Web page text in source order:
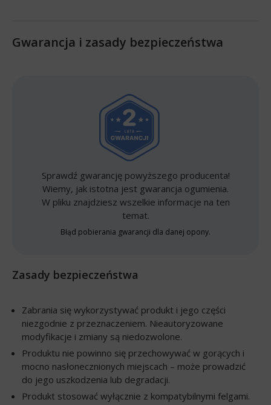
Gwarancja i zasady bezpieczeństwa
Sprawdź gwarancję powyższego producenta!
Wiemy, jak istotna jest gwarancja ogumienia.
W pliku znajdziesz wszelkie informacje na ten
temat.
Błąd pobierania gwarancji dla danej opony.
Zasady bezpieczeństwa
Zabrania się wykorzystywać produkt i jego części
niezgodnie z przeznaczeniem. Nieautoryzowane
modyfikacje i zmiany są niedozwolone.
Produktu nie powinno się przechowywać w gorących i
mocno nasłonecznionych miejscach – może prowadzić
do jego uszkodzenia lub degradacji.
Produkt stosować wyłącznie z kompatybilnymi felgami.